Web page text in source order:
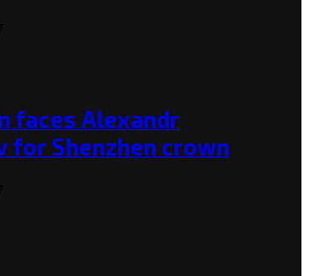
faces Alexandr
for Shenzhen crown